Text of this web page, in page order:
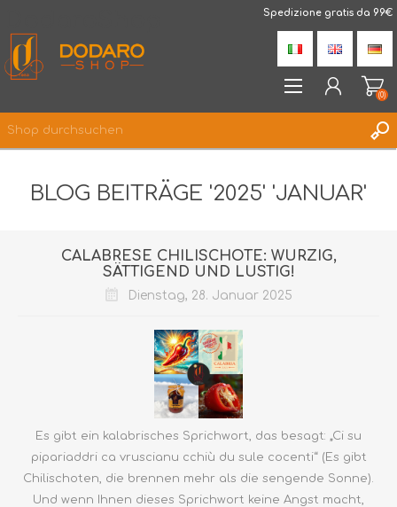
Spedizione gratis da 99€
ANMELDEN
(0)
BLOG BEITRÄGE '2025' 'JANUAR'
CALABRESE CHILISCHOTE: WÜRZIG,
SÄTTIGEND UND LUSTIG!
Dienstag, 28. Januar 2025
Es gibt ein kalabrisches Sprichwort, das besagt: „Ci su
pipariaddri ca vruscianu cchiù du sule cocenti“ (Es gibt
Chilischoten, die brennen mehr als die sengende Sonne).
Und wenn Ihnen dieses Sprichwort keine Angst macht,